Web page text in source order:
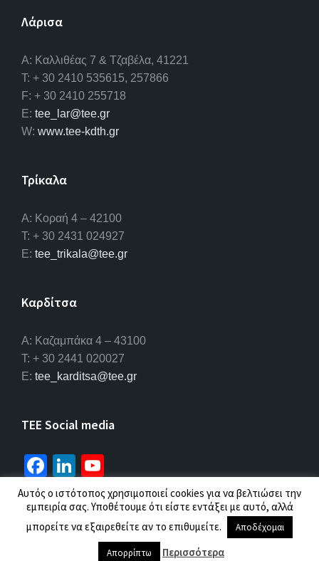
Λάρισα
A: Καλλιθέας 7 & Τζαβέλα, 41221
T: + 30 2410 535615, 257866
F: + 30 2410 255718
E: tee_lar@tee.gr
W: www.tee-kdth.gr
Τρίκαλα
Α: Κοραή 4 – 42100
T: + 30 2431 024927
E: tee_trikala@tee.gr
Καρδίτσα
Α: Καζαμπάκα 4 – 43100
T: + 30 2441 020027
E: tee_karditsa@tee.gr
TEE Social media
Fa
ce
b
o
Li
n
ke
dI
u
T
u
© 2026 ΤΕΕ |Πολιτική προσωπικών δεδομένων
Αυτός ο ιστότοπος χρησιμοποιεί cookies για να βελτιώσει την
εμπειρία σας. Υποθέτουμε ότι είστε εντάξει με αυτό, αλλά
μπορείτε να εξαιρεθείτε αν το επιθυμείτε.
Αποδέχομαι
Απορρίπτω Περισσότερα